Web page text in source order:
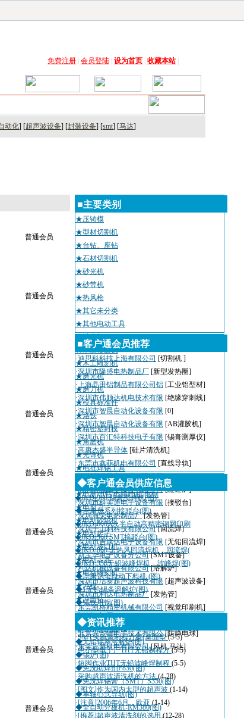
免费注册 会员登陆 设为首页 收藏本站|
动化] [超声波设备] [封装设备] [smt] [马达]
普通会员
普通会员
普通会员
普通会员
普通会员
普通会员
普通会员
普通会员
普通会员
■主要类别
★压铸模
★型材切割机
★台钻、座钻
★石材切割机
★砂光机
★砂带机
★热风枪
★其它未分类
★其他电动工具
★抛光机
★木工修边机
★木工雕刻机
★磨光机
★磨刀机
★模具标准件
★烙铁
★精密塑封模
★角磨机
★光饰机
★电批焊锡工具
★电喷枪
★电磨|电钻|电锤|电锯|电刨
★电剪刀
★电动砂轮机
★电动起子
★电动坡口机
★电动工具
★电动雕刻机
★冲模
★冲击钻
■客户通会员推荐
·迪思科科技上海有限公司 [切割机 ]
·深圳市隆盛电热制品厂 [新型发热圈]
·上海晶田铝制品有限公司铝 [工业铝型材]
·深圳市伟顺达机电技术有限 [绝缘穿刺线]
·深圳市智晨自动化设备有限 [0]
·深圳市智晨自动化设备有限 [AB灌胶机]
·深圳市百汇特科技电子有限 [锡膏测厚仪]
·高唐杰盛半导体 [硅片清洗机]
·东莞市鑫菲机电有限公司 [直线导轨]
深圳市瑞天宇科技有限公司
[AOI]
·深圳粤城工业设备有限公司 [隧道炉]
·深圳市科美通电子设备有限 [接驳台]
·深圳海荣电热制品厂 [发热管]
·深圳千山利科技有限公司 [回流焊]
·深圳市吉康达电子设备有限 [无铅回流焊]
·新宝华电子设备分公司 [SMT设备]
·利达机械设备有限公司 [溶解炉]
·深圳市洁泰超声波科技有限 [超声波设备]
·深圳市利达电热制品厂 [发热管]
·东莞凯格精密机械有限公司 [视觉印刷机]
·深圳市迈瑞自动化设备有限
·北京兴华特电子技术有限公 [防静电球]
·东莞三越机电有限公司 [风机,马达]
◆客户通会员供应信息
◆JKD-968 锡膏搅拌机(图)
◆吉康达系列接驳台(图)
◆JKD-600AA 半自动高精密钢网印刷
◆JKD-360 SMT接驳台(图)
◆JKD-860 全热风回流焊机，回流焊(
◆JKD-350无铅波峰焊机，波峰焊(图)
◆吉康达全自动下料机 (图)
◆1无铅锡条溶解炉(图)
◆铸铁坩锅(图)
◆抹机水(图)
◆喷水切割机(图)
◆无铅锡条溶解炉(图)
◆锡炉(图)
◆免洗助焊剂F830(图)
◆免洗焊锡膏（SMT）S350(图)
◆单轴心式导轨(图)
◆全自动分板机-RM380(图)
◆资讯推荐
·SMT实验室制程方案(桌面型(5-5)
·中小型电子厂THT无铅制程方(5-5)
·短脚作业THT无铅波峰焊制程 (5-5)
·采购超声波清洗机的方法(4-28)
·[图文]作为国内大型的超声波 (1-14)
·[注意]2006年6月，欧亚(1-14)
·[推荐]超声波清洗剂的选用(12-28)